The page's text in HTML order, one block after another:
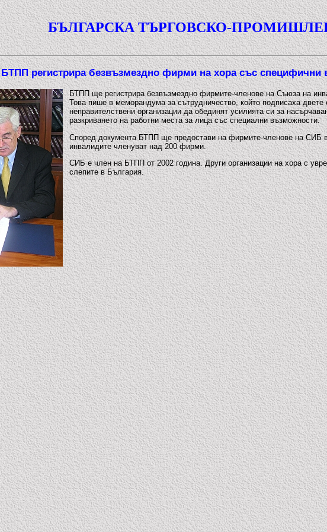
БЪЛГАРСКА ТЪРГОВСКО-
БТПП регистрира безвъзмездно фирми на хора със специфични
БТПП ще регистрира безвъзмездно фирмите-членове на Съюза на
Това пише в меморандума за сътрудничество, който подписаха
неправителствени организации да обединят усилията си за
разкриването на работни места за лица със специални възможности.
Според документа БТПП ще предостави на фирмите-членове на СИБ
инвалидите членуват над 200 фирми.
СИБ е член на БТПП от 2002 година. Други организации на хора с
слепите в България.